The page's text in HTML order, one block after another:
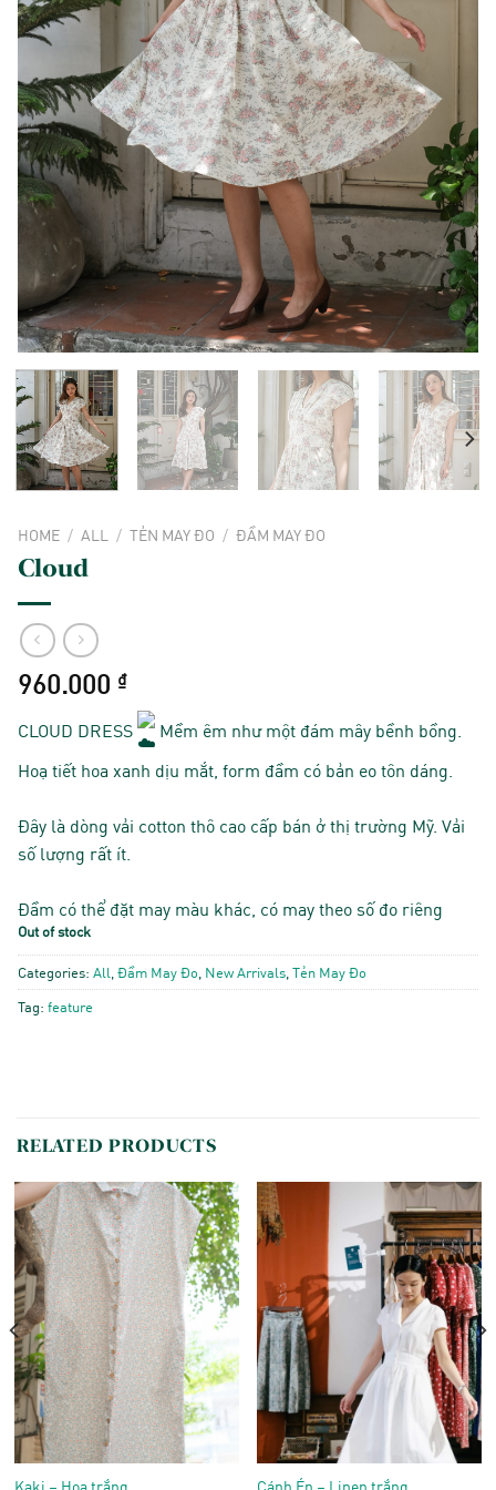
HOME / ALL / TẺN MAY ĐO / ĐẦM MAY ĐO
Cloud
960.000 ₫
CLOUD DRESS
Mềm êm như một đám mây bềnh bồng.
Hoạ tiết hoa xanh dịu mắt, form đầm có bản eo tôn dáng.
Đây là dòng vải cotton thô cao cấp bán ở thị trường Mỹ. Vải
số lượng rất ít.
Đầm có thể đặt may màu khác, có may theo số đo riêng
Out of stock
Categories: All,Đầm May Đo, New Arrivals,Tẻn May Đo
Tag: feature
RELATED PRODUCTS